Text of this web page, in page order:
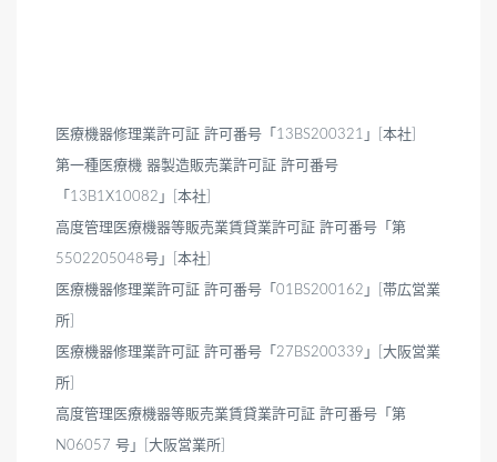
医療機器修理業許可証 許可番号「13BS200321」[本社]
第一種医療機 器製造販売業許可証 許可番号
「13B1X10082」[本社]
高度管理医療機器等販売業賃貸業許可証 許可番号「第
5502205048号」[本社]
医療機器修理業許可証 許可番号「01BS200162」[帯広営業
所]
医療機器修理業許可証 許可番号「27BS200339」[大阪営業
所]
高度管理医療機器等販売業賃貸業許可証 許可番号「第
N06057 号」[大阪営業所]